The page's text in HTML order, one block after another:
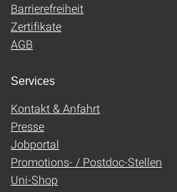
Barrierefreiheit
Zertifikate
AGB
Services
Kontakt & Anfahrt
Presse
Jobportal
Promotions- / Postdoc-Stellen
Uni-Shop